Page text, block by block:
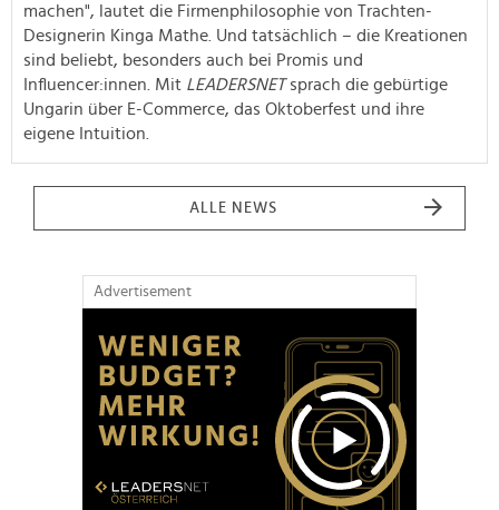
machen", lautet die Firmenphilosophie von Trachten-
Designerin Kinga Mathe. Und tatsächlich – die Kreationen
sind beliebt, besonders auch bei Promis und
Influencer:innen. Mit LEADERSNETsprach die gebürtige
Ungarin über E-Commerce, das Oktoberfest und ihre
eigene Intuition.
ALLE NEWS
Advertisement